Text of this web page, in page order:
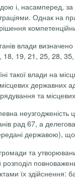
і, насамперед, за
Однак на
влади
18, 19, 21, 25, 28,
такої влади на
державних
та
неузгодженість
рад 67, а
державою),
та
їх